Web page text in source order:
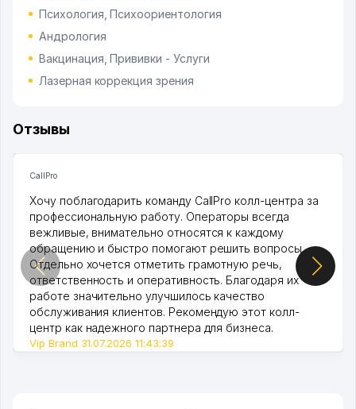
Психология, Психоориентология
Андрология
Вакцинация, Прививки - Услуги
Лазерная коррекция зрения
Отзывы
CallPro
Хочу поблагодарить команду CallPro колл-центра за
профессиональную работу. Операторы всегда
вежливые, внимательно относятся к каждому
обращению и быстро помогают решить вопросы.
Отдельно хочется отметить грамотную речь,
ответственность и оперативность. Благодаря их
работе значительно улучшилось качество
обслуживания клиентов. Рекомендую этот колл-
центр как надежного партнера для бизнеса.
Vip Brand 31.07.2026 11:43:39